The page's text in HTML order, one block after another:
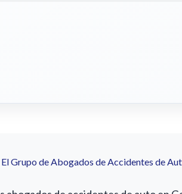
Grupo de Abogados de Accidentes de